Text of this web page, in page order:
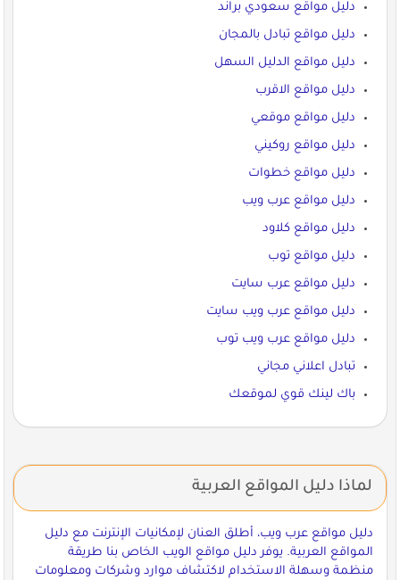
دليل مواقع سعودي براند
دليل مواقع تبادل بالمجان
دليل مواقع الدليل السهل
دليل مواقع الاقرب
دليل مواقع موقعي
دليل مواقع روكيني
دليل مواقع خطوات
دليل مواقع عرب ويب
دليل مواقع كلاود
دليل مواقع توب
دليل مواقع عرب سايت
دليل مواقع عرب ويب سايت
دليل مواقع عرب ويب توب
تبادل اعلاني مجاني
باك لينك قوي لموقعك
لماذا دليل المواقع العربية
دليل مواقع عرب ويب، أطلق العنان لإمكانيات الإنترنت مع دليل
المواقع العربية. يوفر دليل مواقع الويب الخاص بنا طريقة
منظمة وسهلة الاستخدام لاكتشاف موارد وشركات ومعلومات